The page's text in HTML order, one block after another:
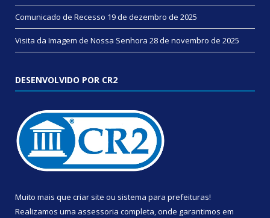
Comunicado de Recesso 19 de dezembro de 2025
Visita da Imagem de Nossa Senhora 28 de novembro de 2025
DESENVOLVIDO POR CR2
Muito mais que criar site ou sistema para prefeituras!
Realizamos uma assessoria completa, onde garantimos em